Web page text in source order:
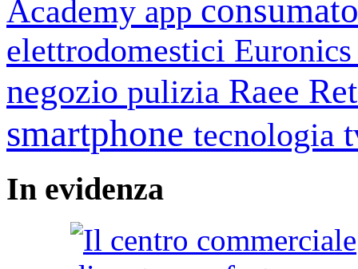
Academy app
elettrodomestici
negozio pulizia Raee
smartphone tecnologia
In evidenza